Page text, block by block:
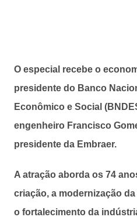
O especial recebe o
presidente do Banco
Econômico e Social
engenheiro Francisco
presidente da Embraer.
A atração aborda os 74
criação, a modernização
o fortalecimento da